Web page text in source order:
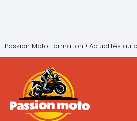
Passion Moto Formation Actualités